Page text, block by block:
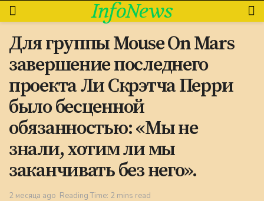
InfoNews
Для группы Mouse On Mars
завершение последнего
проекта Ли Скрэтча Перри
было бесценной
обязанностью: «Мы не
знали, хотим ли мы
заканчивать без него».
2 месяца ago Reading Time: 2 mins read